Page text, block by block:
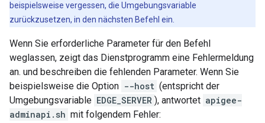
beispielsweise vergessen, die Umgebungsvariable
zurückzusetzen, in den nächsten Befehl ein.
Wenn Sie erforderliche Parameter für den Befehl
weglassen, zeigt das Dienstprogramm eine Fehlermeldung
an. und beschreiben die fehlenden Parameter. Wenn Sie
beispielsweise die Option --host (entspricht der
Umgebungsvariable EDGE_SERVER ), antwortet apigee-
adminapi.sh mit folgendem Fehler: